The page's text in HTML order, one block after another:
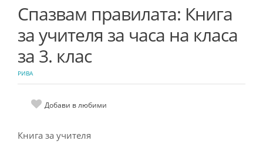
Спазвам правилата: Книга
за учителя за часа на класа
за 3. клас
РИВА
Добави в любими
Книга за учителя